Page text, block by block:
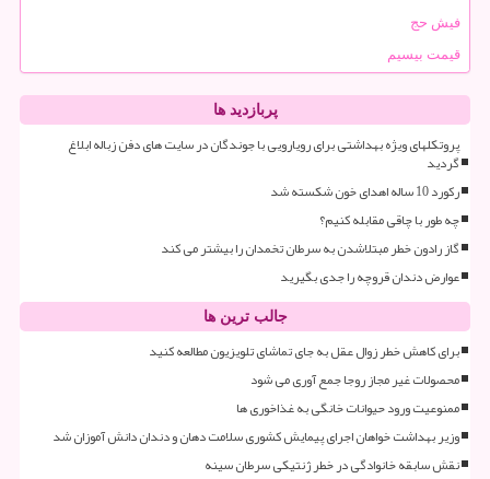
فیش حج
قیمت بیسیم
پربازدید ها
پروتکلهای ویژه بهداشتی برای رویارویی با جوندگان در سایت های دفن زباله ابلاغ
گردید
رکورد 10 ساله اهدای خون شکسته شد
چه طور با چاقی مقابله کنیم؟
گاز رادون خطر مبتلاشدن به سرطان تخمدان را بیشتر می کند
عوارض دندان قروچه را جدی بگیرید
جالب ترین ها
برای کاهش خطر زوال عقل به جای تماشای تلویزیون مطالعه کنید
محصولات غیر مجاز روجا جمع آوری می شود
ممنوعیت ورود حیوانات خانگی به غذاخوری ها
وزیر بهداشت خواهان اجرای پیمایش کشوری سلامت دهان و دندان دانش آموزان شد
نقش سابقه خانوادگی در خطر ژنتیکی سرطان سینه